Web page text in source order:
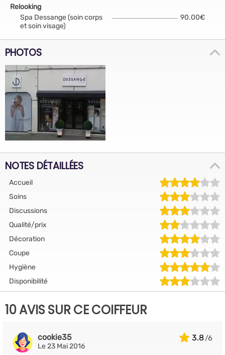
Relooking
Spa Dessange (soin corps
et soin visage)
90.00€
PHOTOS
NOTES DÉTAILLÉES
Accueil
Soins
Discussions
Qualité/prix
Décoration
Coupe
Hygiène
Disponibilité
10 AVIS SUR CE COIFFEUR
3.8
cookie35
Le 23 Mai 2016